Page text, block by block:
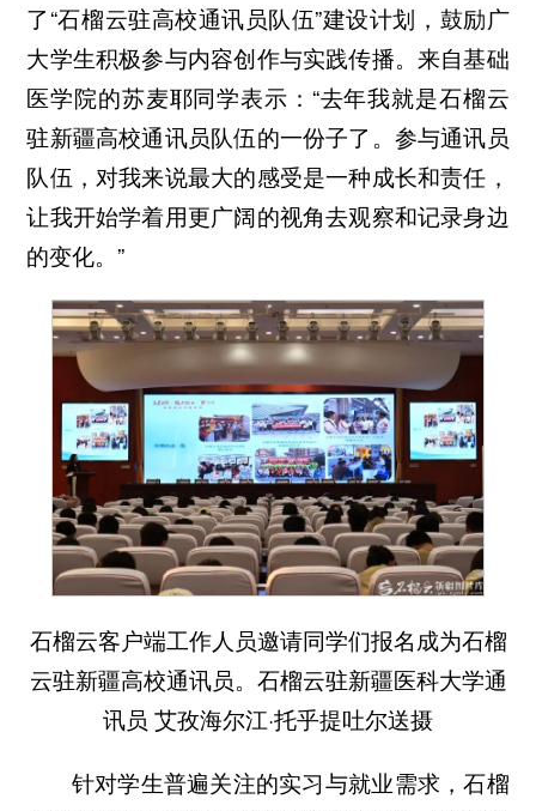
了“石榴云驻高校通讯员队伍”建设计划，鼓励广
大学生积极参与内容创作与实践传播。来自基础
医学院的苏麦耶同学表示：“去年我就是石榴云
驻新疆高校通讯员队伍的一份子了。参与通讯员
队伍，对我来说最大的感受是一种成长和责任，
让我开始学着用更广阔的视角去观察和记录身边
的变化。”
石榴云客户端工作人员邀请同学们报名成为石榴
云驻新疆高校通讯员。石榴云驻新疆医科大学通
讯员 艾孜海尔江·托乎提吐尔送摄
针对学生普遍关注的实习与就业需求，石榴